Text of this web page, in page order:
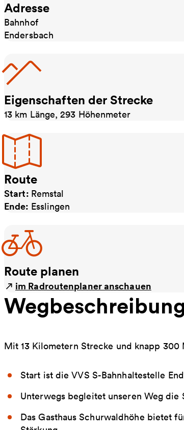
Adresse
Bahnhof
Endersbach
Eigenschaften der Strecke
13 km Länge, 293 Höhenmeter
Route
Start: Remstal
Ende: Esslingen
Route planen
im Radroutenplaner anschauen
Mit 13 Kilometern Strecke und knapp
Start ist die VVS S-Bahnhaltestelle
Unterwegs begleitet unseren Weg
Das Gasthaus Schurwaldhöhe bietet